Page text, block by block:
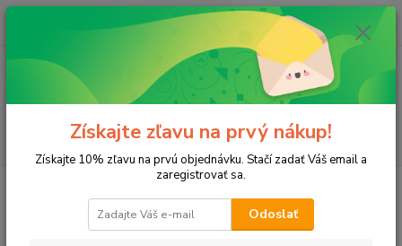
Menu
(Po-Pia, 8-17 hod.)
ks
za0 €
L-kus MT 1" PN10
Získajte zľavu na prvý nákup!
Získajte 10% zľavu na prvú objednávku. Stačí zadať Váš email a
zaregistrovať sa.
Odoslať